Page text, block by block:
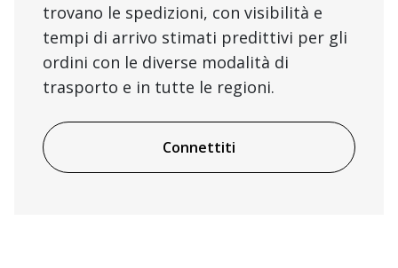
trovano le spedizioni, con visibilità e
tempi di arrivo stimati predittivi per gli
ordini con le diverse modalità di
trasporto e in tutte le regioni.
Connettiti